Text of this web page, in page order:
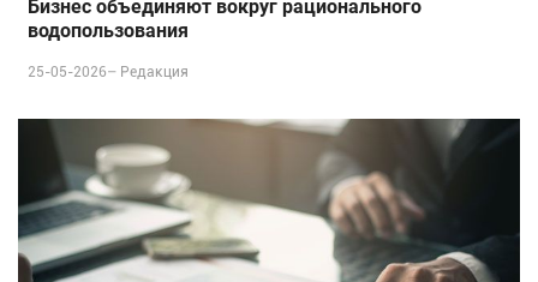
Бизнес объединяют вокруг рационального
водопользования
25-05-2026– Редакция